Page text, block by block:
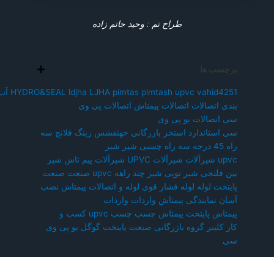
طراح تم : وحید حاتم زاده
برچسب ها
HYDRO&SEAL ldjha LJHA pimtas pimtash upvc vahid4251
آب
بندی
اتصالات اتصالات پیمتاش
اتصالات پی وی
سی
اتصالات یو پی وی
سی
استاندارد استخر بازرگانی حهئفشس رینگ فلانچ سه
راه 45 درجه
سه راه چسبی شیر شیر
upvc شیرآلات شیرآلات UPVC شیرآلات پیم تاش
شیر
بین فلنجی
شیر توپی شیر چند راهه upvc صنعت صنعت
پایتخت لوله لوله فشار قوی لوله و اتصالات پیمتاش
نصب
آسان نمایندگی پیمتاش واردات واردات
پیمتاش
پایتخت پیمتاش چسب چسب upvc
کسب و
کار کلینر گروه بازرگانی صنعت پایتخت گوگل
یو پی وی
سی